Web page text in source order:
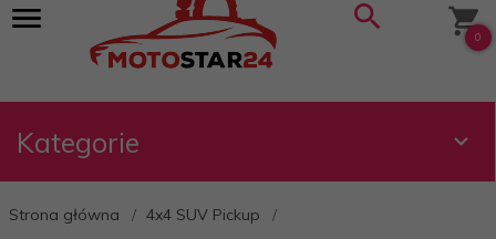
0
Kategorie
Strona główna 4x4 SUV Pickup